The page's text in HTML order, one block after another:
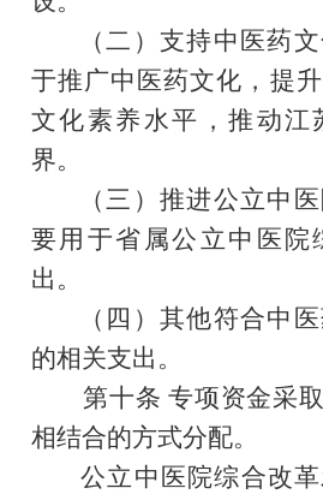
（二）支持中医药
于推广中医药文化，提
文化素养水平，推动江
界。
（三）推进公立中
要用于省属公立中医院
出。
（四）其他符合中
的相关支出。
第十条 专项资金采
相结合的方式分配。
公立中医院综合改